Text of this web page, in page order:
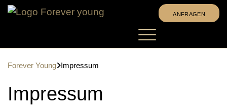
ANFRAGEN
Wo erfahre ich mehr?
Veranstaltungen
English
Español
Mitgliederlogin
Forever YoungImpressum
Impressum